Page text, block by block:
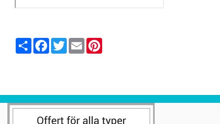
ShareFacebook
TwitterEmail